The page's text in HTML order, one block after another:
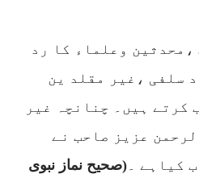
،محدثین وعلماء کا رد
سلفی ،غیر مقلد ین
کرتے ہیں۔ چنانچہ غیر
عزیز صاحب نے
کیاہے ۔(صحیح نماز نبوی